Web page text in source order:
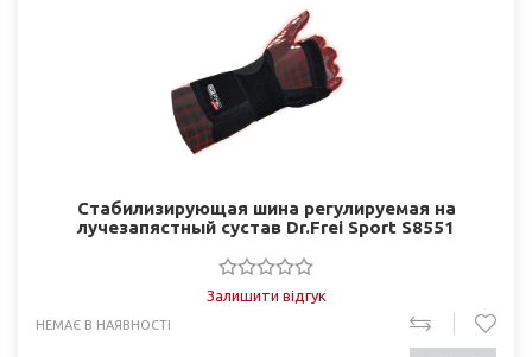
Стабилизирующая шина регулируемая на
лучезапястный сустав Dr.Frei Sport S8551
Залишити відгук
НЕМАЄ В НАЯВНОСТІ